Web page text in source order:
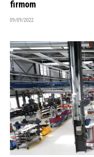
firmom
09/09/2022